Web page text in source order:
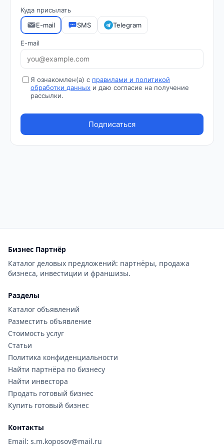
Бизнес Партнёр
Каталог деловых предложений: партнёры, продажа
бизнеса, инвестиции и франшизы.
Разделы
Каталог объявлений
Разместить объявление
Стоимость услуг
Статьи
Политика конфиденциальности
Найти партнёра по бизнесу
Найти инвестора
Продать готовый бизнес
Купить готовый бизнес
Контакты
Email: s.m.koposov@mail.ru